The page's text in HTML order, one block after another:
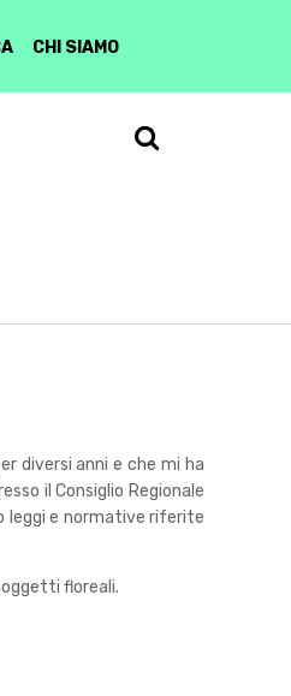
CHI SIAMO
diversi anni e che mi ha
il Consiglio Regionale
leggi e normative riferite
floreali.